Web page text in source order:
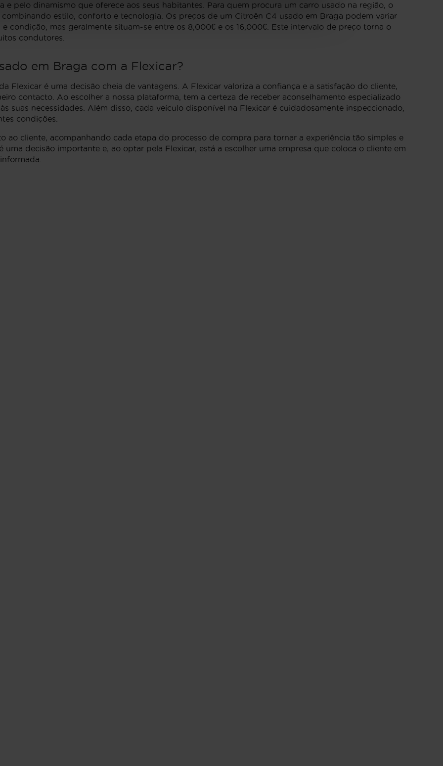
e pelo dinamismo que oferece aos seus habitantes. Para quem procura um carro usado na região, o
estilo, conforto e tecnologia. Os preços de um Citroën C4 usado em Braga podem variar
condição, mas geralmente situam-se entre os 8,000€ e os 16,000€. Este intervalo de preço torna o
condutores.
em Braga com a Flexicar?
Flexicar é uma decisão cheia de vantagens. A Flexicar valoriza a confiança e a satisfação do cliente,
contacto. Ao escolher a nossa plataforma, tem a certeza de receber aconselhamento especializado
suas necessidades. Além disso, cada veículo disponível na Flexicar é cuidadosamente inspeccionado,
condições.
ao cliente, acompanhando cada etapa do processo de compra para tornar a experiência tão simples e
decisão importante e, ao optar pela Flexicar, está a escolher uma empresa que coloca o cliente em